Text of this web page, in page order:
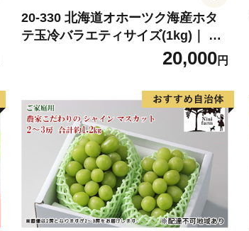
20-330 北海道オホーツク海産ホタ
テ玉冷バラエティサイズ(1kg)｜ 訳
20,000円